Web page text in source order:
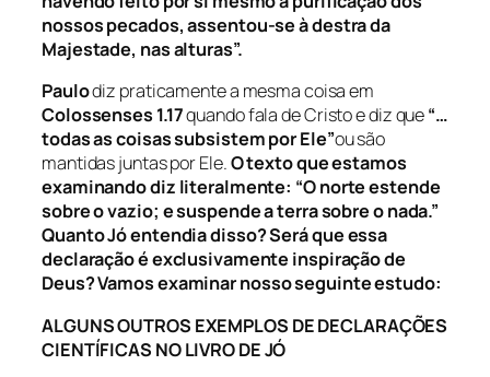
nossos pecados, assentou-se à destra da
Majestade, nas alturas”.
Paulodiz praticamente a mesma coisa em
Colossenses 1.17quando fala de Cristo e diz que“…
todas as coisas subsistem por Ele”ou são
mantidas juntas por Ele.O texto que estamos
examinando diz literalmente: “O norte estende
sobre o vazio; e suspende a terra sobre o nada.”
Quanto Jó entendia disso?Será que essa
declaração é exclusivamente inspiração de
Deus?Vamos examinar nosso seguinte estudo:
ALGUNS OUTROS EXEMPLOS DE DECLARAÇÕES
CIENTÍFICAS NO LIVRO DE JÓ